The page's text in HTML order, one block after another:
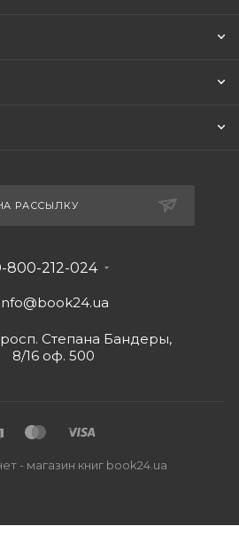
РАССЫЛКУ
800-212-024
Степана Бандеры,
8/16 оф. 500
- магазин книг book24.ua